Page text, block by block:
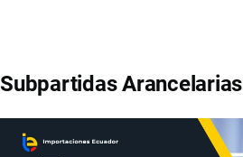
Subpartidas Arancelarias